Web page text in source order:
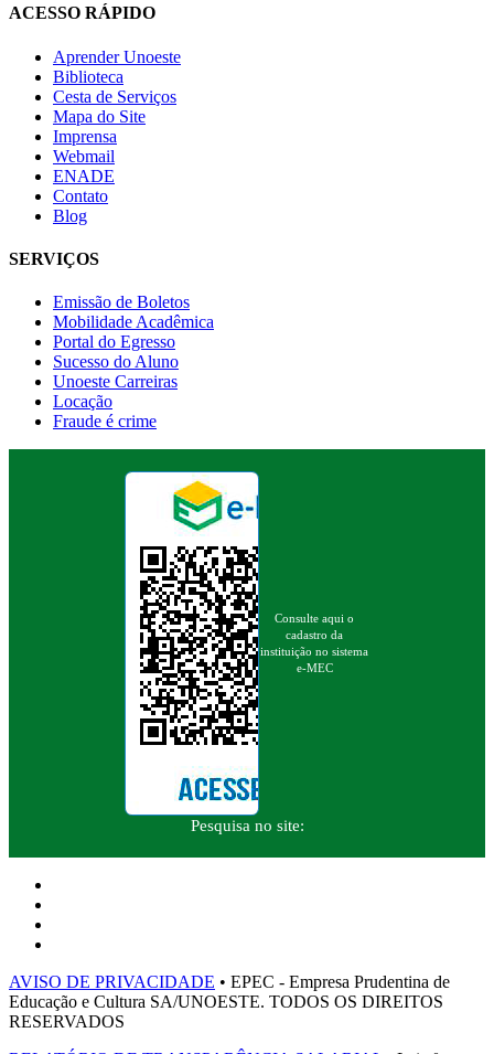
ACESSO RÁPIDO
Aprender Unoeste
Biblioteca
Cesta de Serviços
Mapa do Site
Imprensa
Webmail
ENADE
Contato
Blog
SERVIÇOS
Emissão de Boletos
Mobilidade Acadêmica
Portal do Egresso
Sucesso do Aluno
Unoeste Carreiras
Locação
Fraude é crime
Consulte aqui o
cadastro da
instituição no sistema
e-MEC
Pesquisa no site:
AVISO DE PRIVACIDADE • EPEC - Empresa Prudentina de
Educação e Cultura SA/UNOESTE. TODOS OS DIREITOS
RESERVADOS